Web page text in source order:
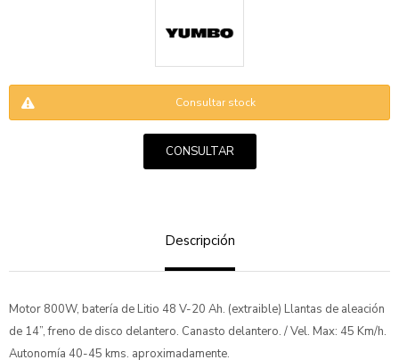
Consultar stock
CONSULTAR
Descripción
Motor 800W, batería de Litio 48 V-20 Ah. (extraible) Llantas de aleación
de 14”, freno de disco delantero. Canasto delantero. / Vel. Max: 45 Km/h.
Autonomía 40-45 kms. aproximadamente.